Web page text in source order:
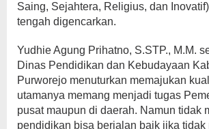
Saing, Sejahtera, Religius, dan
tengah digencarkan.
Yudhie Agung Prihatno, S.STP., M.M.
Dinas Pendidikan dan Kebudayaan
Purworejo menuturkan memajukan
utamanya memang menjadi tugas
pusat maupun di daerah. Namun tidak
pendidikan bisa berjalan baik jika tidak